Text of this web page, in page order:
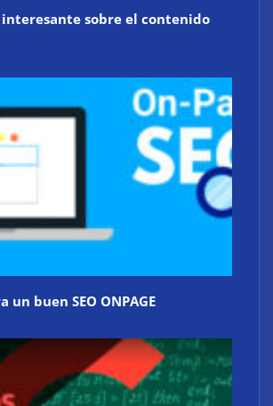
sobre el contenido
un buen SEO ONPAGE